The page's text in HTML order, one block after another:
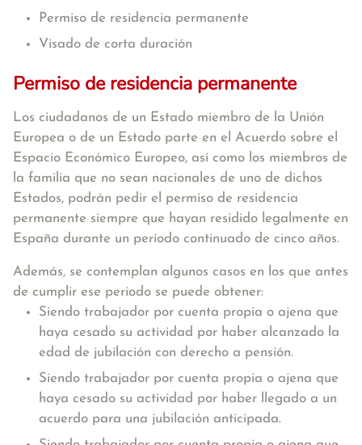
Permiso de residencia permanente
Visado de corta duración
Permiso de residencia permanente
Los ciudadanos de un Estado miembro de la Unión
Europea o de un Estado parte en el Acuerdo sobre el
Espacio Económico Europeo, así como los miembros de
la familia que no sean nacionales de uno de dichos
Estados, podrán pedir el permiso de residencia
permanente siempre que hayan residido legalmente en
España durante un período continuado de cinco años.
Además, se contemplan algunos casos en los que antes
de cumplir ese periodo se puede obtener:
Siendo trabajador por cuenta propia o ajena que
haya cesado su actividad por haber alcanzado la
edad de jubilación con derecho a pensión.
Siendo trabajador por cuenta propia o ajena que
haya cesado su actividad por haber llegado a un
acuerdo para una jubilación anticipada.